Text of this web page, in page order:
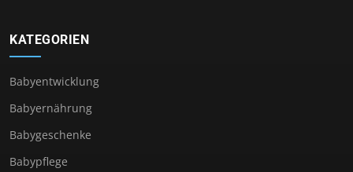
KATEGORIEN
Babyentwicklung
Babyernährung
Babygeschenke
Babypflege